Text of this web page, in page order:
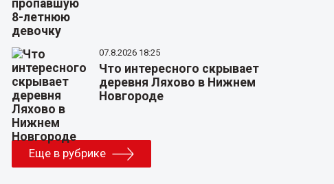
07.8.2026 18:25
Что интересного скрывает
деревня Ляхово в Нижнем
Новгороде
Еще в рубрике